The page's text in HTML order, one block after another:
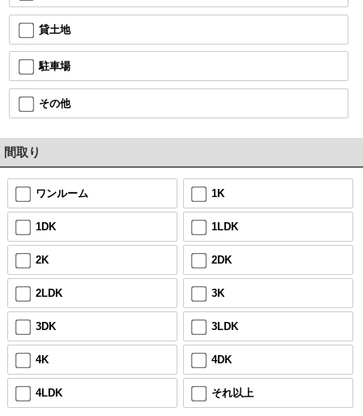
貸土地
駐車場
その他
間取り
ワンルーム 1K
1DK 1LDK
2K 2DK
2LDK 3K
3DK 3LDK
4K 4DK
4LDK それ以上